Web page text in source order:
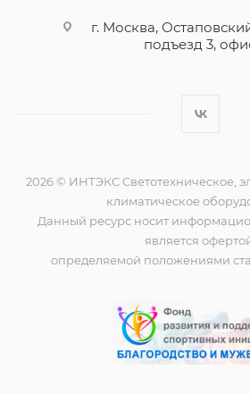
г. Москва,
подъезд 3,
2026 © ИНТЭКС Светотехническое,
климатическое
Данный ресурс носит
является
определяемой положениями